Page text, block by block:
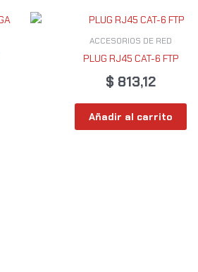
ACCESORIOS DE RED
PLUG RJ45 CAT-6 FTP
$ 813,12
Añadir al carrito